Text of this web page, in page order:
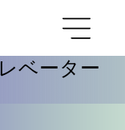
ベーター